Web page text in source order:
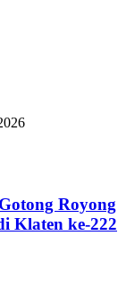
Royong
Klaten ke-222